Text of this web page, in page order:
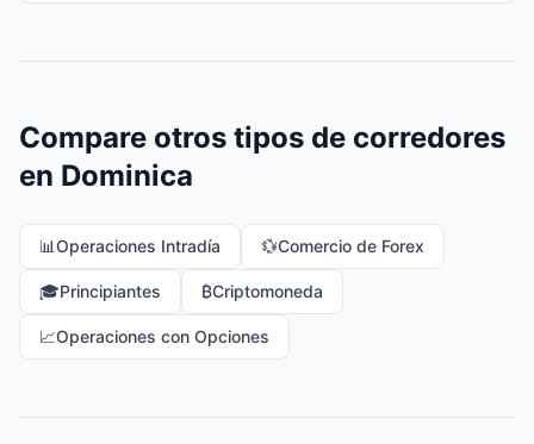
Compare otros tipos de corredores
en Dominica
📊Operaciones Intradía 💱Comercio de Forex
🎓Principiantes ₿Criptomoneda
📈Operaciones con Opciones